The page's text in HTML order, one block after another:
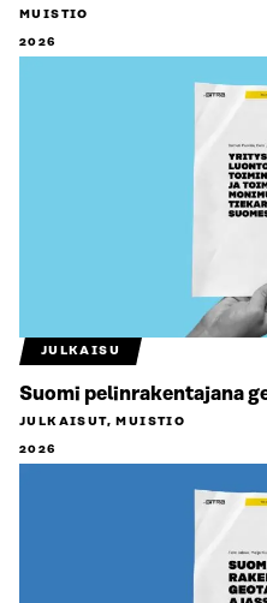
MUISTIO
2026
JULKAISU
Suomi pelinrakentajana
JULKAISUT, MUISTIO
2026